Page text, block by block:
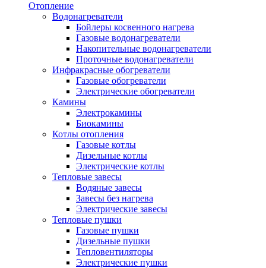
Отопление
Водонагреватели
Бойлеры косвенного нагрева
Газовые водонагреватели
Накопительные водонагреватели
Проточные водонагреватели
Инфракрасные обогреватели
Газовые обогреватели
Электрические обогреватели
Камины
Электрокамины
Биокамины
Котлы отопления
Газовые котлы
Дизельные котлы
Электрические котлы
Тепловые завесы
Водяные завесы
Завесы без нагрева
Электрические завесы
Тепловые пушки
Газовые пушки
Дизельные пушки
Тепловентиляторы
Электрические пушки